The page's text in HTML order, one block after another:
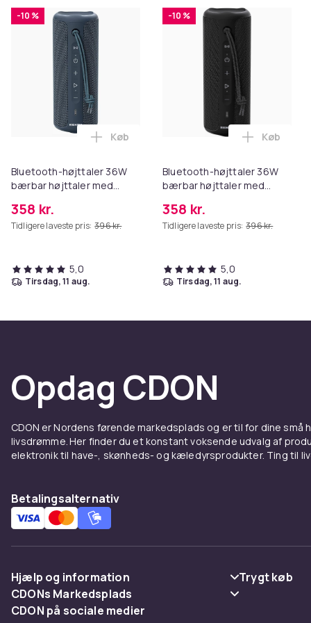
-10 %
Bluetooth-højttaler 36W
bærbar højttaler med
5.3 trådløs IP7x vandtæt
højttaler Blå
358 kr.
Tidligere laveste pris: 396 kr.
Læg Bluetooth-højttaler 36W bærbar
Køb
5,0
tirsdag, 11 aug.
-10 %
Bluetooth-højttaler 36W
bærbar højttaler med
5.3 trådløs IP7x vandtæt
højttaler
358 kr.
Tidligere laveste pris: 396 kr.
Læg
Køb
5,0
tirsdag, 11 aug.
Opdag CDON
CDON er Nordens førende markedsplads og er til for dine
livsdrømme. Her finder du et konstant voksende udvalg af
elektronik til have-, skønheds- og kæledyrsprodukter. Ting til
Betalingsalternativ
Hjælp og information
Ofte stillede spørgsmål
Trygt køb
CDONs Markedsplads
Merchant Help Center
CDON på sociale medier